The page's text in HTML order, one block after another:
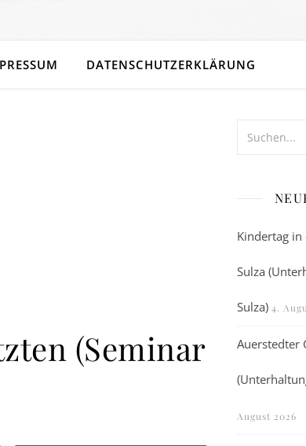
DATENSCHUTZERKLÄRUNG
(Seminar
Kindertag in
Sulza
Sulza) 4.
Auerstedter
August 2026